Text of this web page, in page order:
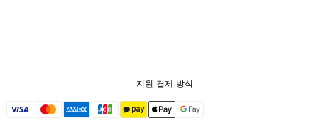
지원 결제 방식